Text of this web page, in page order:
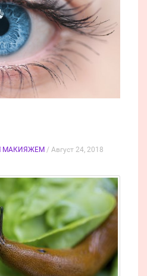
МАКИЯЖЕМ / Август 24, 2018